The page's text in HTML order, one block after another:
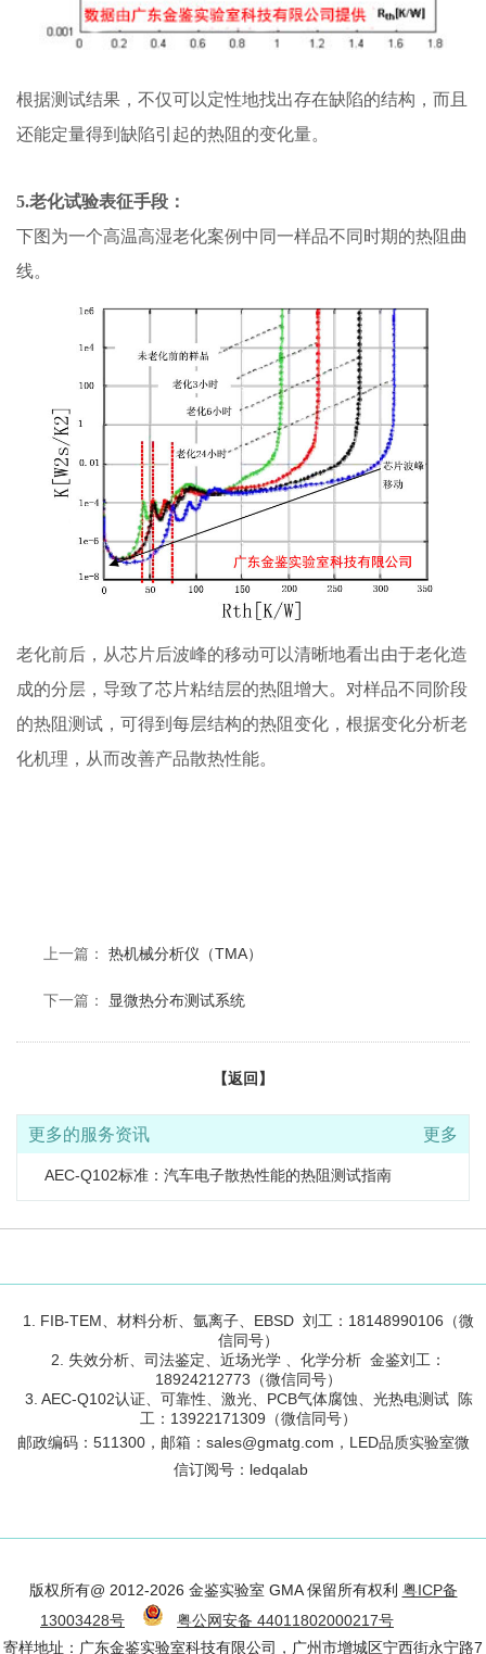
根据测试结果，不仅可以定性地找出存在缺陷的结构，而且
还能定量得到缺陷引起的热阻的变化量。
5.老化试验表征手段：
下图为一个高温高湿老化案例中同一样品不同时期的热阻曲
线。
老化前后，从芯片后波峰的移动可以清晰地看出由于老化造
成的分层，导致了芯片粘结层的热阻增大。对样品不同阶段
的热阻测试，可得到每层结构的热阻变化，根据变化分析老
化机理，从而改善产品散热性能。
上一篇： 热机械分析仪（TMA）
下一篇： 显微热分布测试系统
【返回】
更多的服务资讯 更多
AEC-Q102标准：汽车电子散热性能的热阻测试指南
1. FIB-TEM、材料分析、氩离子、EBSD 刘工：18148990106（微
信同号）
2. 失效分析、司法鉴定、近场光学 、化学分析 金鉴刘工：
18924212773（微信同号）
3. AEC-Q102认证、可靠性、激光、PCB气体腐蚀、光热电测试 陈
工：13922171309（微信同号）
邮政编码： 511300，邮箱：sales@gmatg.com，LED品质实验室微
信订阅号：ledqalab
版权所有@ 2012-2026 金鉴实验室 GMA 保留所有权利 粤ICP备
13003428号
粤公网安备 44011802000217号
寄样地址：广东金鉴实验室科技有限公司，广州市增城区宁西街永宁路7